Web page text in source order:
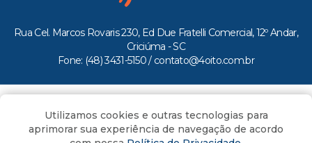
Rua Cel. Marcos Rovaris 230, Ed Due Fratelli Comercial, 12º Andar,
Criciúma - SC
Fone: (48) 3431-5150 / contato@4oito.com.br
Todos os direitos reservados ao Portal 4oito
Utilizamos cookies e outras tecnologias para
aprimorar sua experiência de navegação de acordo